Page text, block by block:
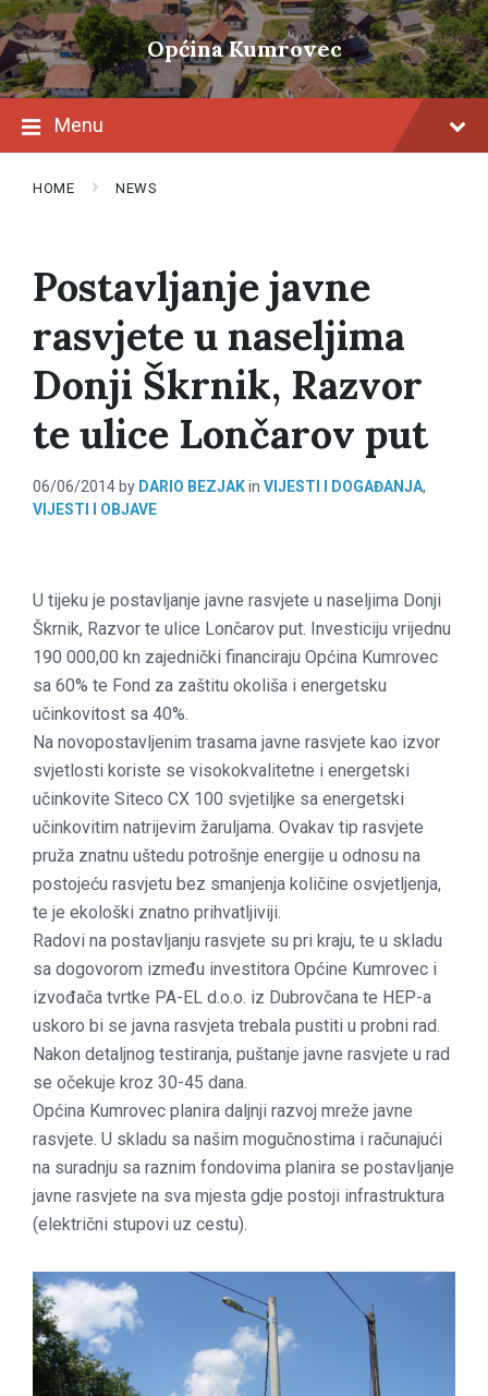
Skip
to
content
Skip
to
main
navigation
Skip
to
footer
Općina Kumrovec
Menu
HOME NEWS
Postavljanje javne
rasvjete u naseljima
Donji Škrnik, Razvor
te ulice Lončarov put
06/06/2014 by DARIO BEZJAKin VIJESTI I DOGAĐANJA,
VIJESTI I OBJAVE
U tijeku je postavljanje javne rasvjete u naseljima Donji
Škrnik, Razvor te ulice Lončarov put. Investiciju vrijednu
190 000,00 kn zajednički financiraju Općina Kumrovec
sa 60% te Fond za zaštitu okoliša i energetsku
učinkovitost sa 40%.
Na novopostavljenim trasama javne rasvjete kao izvor
svjetlosti koriste se visokokvalitetne i energetski
učinkovite Siteco CX 100 svjetiljke sa energetski
učinkovitim natrijevim žaruljama. Ovakav tip rasvjete
pruža znatnu uštedu potrošnje energije u odnosu na
postojeću rasvjetu bez smanjenja količine osvjetljenja,
te je ekološki znatno prihvatljiviji.
Radovi na postavljanju rasvjete su pri kraju, te u skladu
sa dogovorom između investitora Općine Kumrovec i
izvođača tvrtke PA-EL d.o.o. iz Dubrovčana te HEP-a
uskoro bi se javna rasvjeta trebala pustiti u probni rad.
Nakon detaljnog testiranja, puštanje javne rasvjete u rad
se očekuje kroz 30-45 dana.
Općina Kumrovec planira daljnji razvoj mreže javne
rasvjete. U skladu sa našim mogučnostima i računajući
na suradnju sa raznim fondovima planira se postavljanje
javne rasvjete na sva mjesta gdje postoji infrastruktura
(električni stupovi uz cestu).